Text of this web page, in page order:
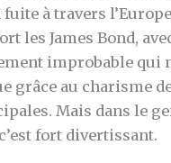
à travers
les James Bond,
improbable qui
grâce au charisme
Mais dans le
fort divertissant.